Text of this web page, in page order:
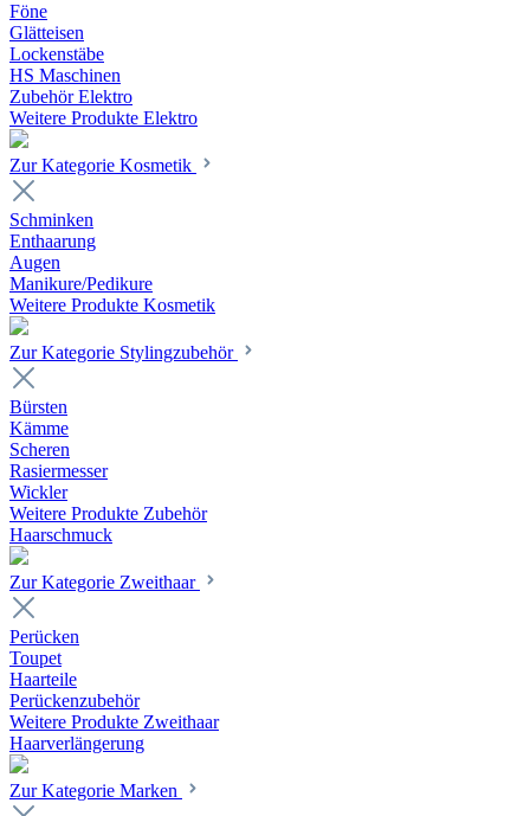
Föne
Glätteisen
Lockenstäbe
HS Maschinen
Zubehör Elektro
Weitere Produkte Elektro
Zur Kategorie Kosmetik
Schminken
Enthaarung
Augen
Manikure/Pedikure
Weitere Produkte Kosmetik
Zur Kategorie Stylingzubehör
Bürsten
Kämme
Scheren
Rasiermesser
Wickler
Weitere Produkte Zubehör
Haarschmuck
Zur Kategorie Zweithaar
Perücken
Toupet
Haarteile
Perückenzubehör
Weitere Produkte Zweithaar
Haarverlängerung
Zur Kategorie Marken